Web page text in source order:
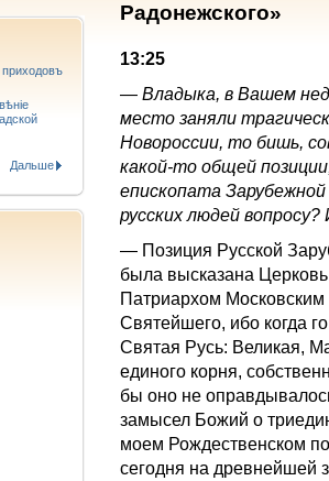
Радонежского»
13:25
— Владыка, в Вашем
место заняли
Новороссии, то бишь,
какой-то общей
епископата
русских людей
— Позиция Русской
была высказана
Патриархом Московским
Святейшего, ибо когда
Святая Русь: Великая,
единого корня,
бы оно не
замысел Божий о
моем Рождественском
сегодня на древнейшей
Дальше